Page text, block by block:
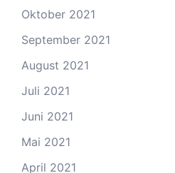
Oktober 2021
September 2021
August 2021
Juli 2021
Juni 2021
Mai 2021
April 2021